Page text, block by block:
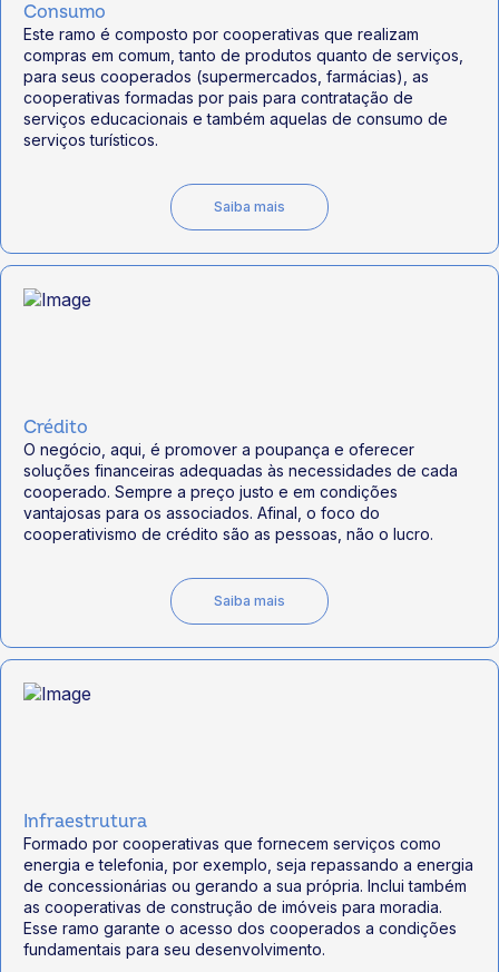
Consumo
Este ramo é composto por cooperativas que realizam
compras em comum, tanto de produtos quanto de serviços,
para seus cooperados (supermercados, farmácias), as
cooperativas formadas por pais para contratação de
serviços educacionais e também aquelas de consumo de
serviços turísticos.
Saiba mais
Crédito
O negócio, aqui, é promover a poupança e oferecer
soluções financeiras adequadas às necessidades de cada
cooperado. Sempre a preço justo e em condições
vantajosas para os associados. Afinal, o foco do
cooperativismo de crédito são as pessoas, não o lucro.
Saiba mais
Infraestrutura
Formado por cooperativas que fornecem serviços como
energia e telefonia, por exemplo, seja repassando a energia
de concessionárias ou gerando a sua própria. Inclui também
as cooperativas de construção de imóveis para moradia.
Esse ramo garante o acesso dos cooperados a condições
fundamentais para seu desenvolvimento.